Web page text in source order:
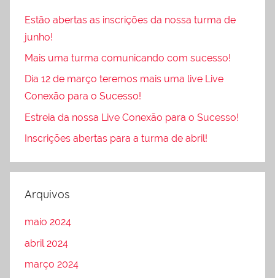
Estão abertas as inscrições da nossa turma de
junho!
Mais uma turma comunicando com sucesso!
Dia 12 de março teremos mais uma live Live
Conexão para o Sucesso!
Estreia da nossa Live Conexão para o Sucesso!
Inscrições abertas para a turma de abril!
Arquivos
maio 2024
abril 2024
março 2024